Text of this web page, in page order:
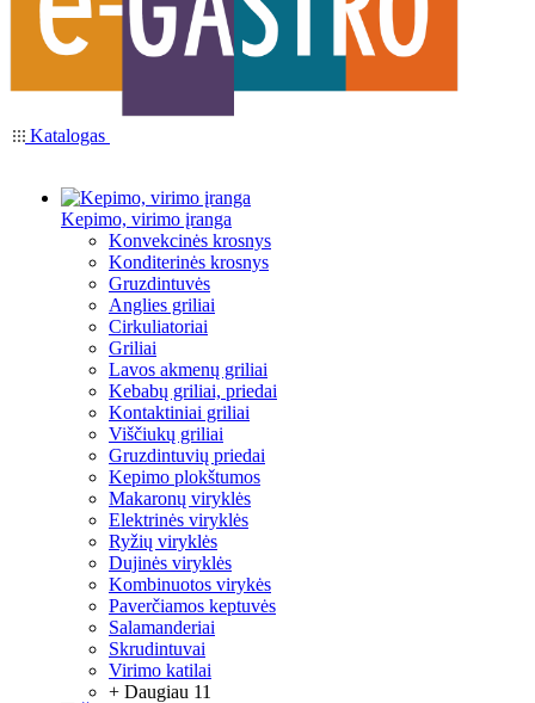
Katalogas
Kepimo, virimo įranga
Konvekcinės krosnys
Konditerinės krosnys
Gruzdintuvės
Anglies griliai
Cirkuliatoriai
Griliai
Lavos akmenų griliai
Kebabų griliai, priedai
Kontaktiniai griliai
Viščiukų griliai
Gruzdintuvių priedai
Kepimo plokštumos
Makaronų viryklės
Elektrinės viryklės
Ryžių viryklės
Dujinės viryklės
Kombinuotos virykės
Paverčiamos keptuvės
Salamanderiai
Skrudintuvai
Virimo katilai
+ Daugiau 11